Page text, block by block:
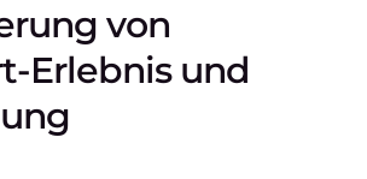
von
Erlebnis und